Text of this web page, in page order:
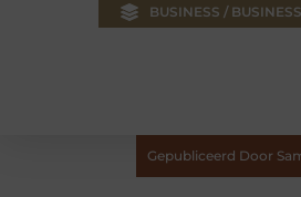
BUSINESS /
Gepubliceerd Door